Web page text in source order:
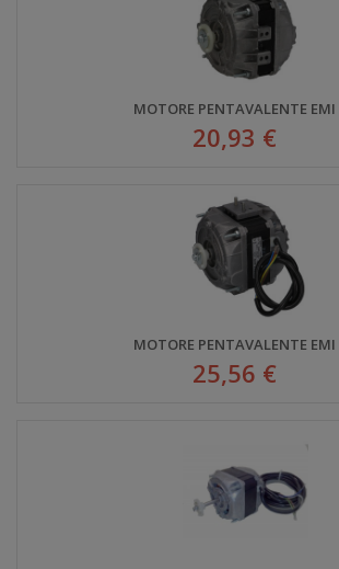
MOTORE PENTAVALENTE EMI
20,93 €
MOTORE PENTAVALENTE EMI
25,56 €